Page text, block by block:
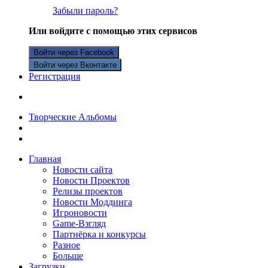
Забыли пароль?
Или войдите с помощью этих сервисов
Войти через Facebook
Войти через Вконтакте
Регистрация
Творческие Альбомы
Главная
Новости сайта
Новости Проектов
Релизы проектов
Новости Моддинга
Игроновости
Game-Взгляд
Партнёрка и конкурсы
Разное
Больше